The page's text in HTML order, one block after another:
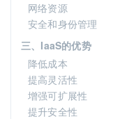
网络资源
安全和身份管理
三、IaaS的优势
降低成本
提高灵活性
增强可扩展性
提升安全性